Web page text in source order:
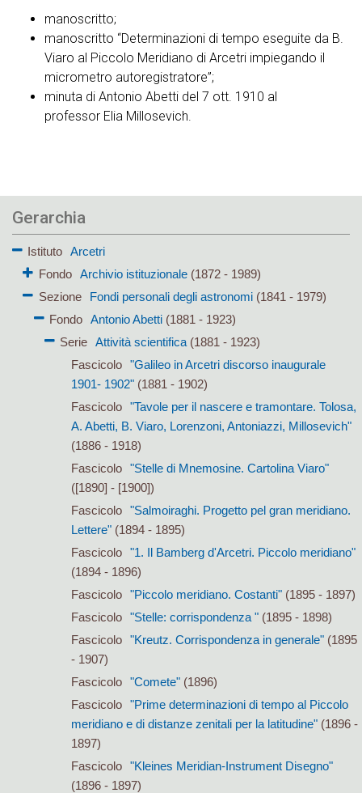
manoscritto;
manoscritto “Determinazioni di tempo eseguite da B.
Viaro al Piccolo Meridiano di Arcetri impiegando il
micrometro autoregistratore”;
minuta di Antonio Abetti del 7 ott. 1910 al
professor Elia Millosevich.
Gerarchia
Istituto
Arcetri
Fondo
Archivio istituzionale(1872 - 1989)
Sezione
Fondi personali degli astronomi(1841 - 1979)
Fondo Antonio Abetti(1881 - 1923)
Serie
Attività scientifica (1881 - 1923)
Fascicolo
"Galileo in Arcetri discorso inaugurale
1901- 1902"(1881 - 1902)
Fascicolo
"Tavole per il nascere e tramontare. Tolosa,
A. Abetti, B. Viaro, Lorenzoni, Antoniazzi, Millosevich"
(1886 - 1918)
Fascicolo
"Stelle di Mnemosine. Cartolina Viaro"
([1890] - [1900])
Fascicolo
"Salmoiraghi. Progetto pel gran meridiano.
Lettere"(1894 - 1895)
Fascicolo
"1. Il Bamberg d'Arcetri. Piccolo meridiano"
(1894 - 1896)
Fascicolo
"Piccolo meridiano. Costanti"(1895 - 1897)
Fascicolo
"Stelle: corrispondenza "(1895 - 1898)
Fascicolo
"Kreutz. Corrispondenza in generale"(1895
- 1907)
Fascicolo
"Comete"(1896)
Fascicolo
"Prime determinazioni di tempo al Piccolo
meridiano e di distanze zenitali per la latitudine"(1896 -
1897)
Fascicolo
"Kleines Meridian-Instrument Disegno"
(1896 - 1897)